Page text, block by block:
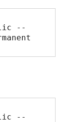
--
--